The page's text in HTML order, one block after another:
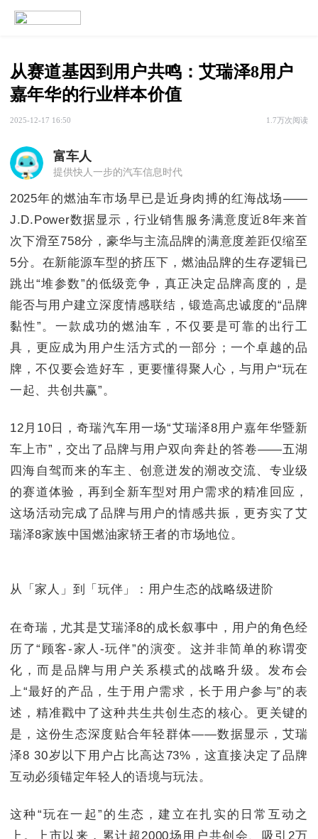
从赛道基因到用户共鸣：艾瑞泽8用户
嘉年华的行业样本价值
2025-12-17 16:50 1.7万次阅读
富车人
提供快人一步的汽车信息时代
2025年的燃油车市场早已是近身肉搏的红海战场——
J.D.Power数据显示，行业销售服务满意度近8年来首
次下滑至758分，豪华与主流品牌的满意度差距仅缩至
5分。在新能源车型的挤压下，燃油品牌的生存逻辑已
跳出“堆参数”的低级竞争，真正决定品牌高度的，是
能否与用户建立深度情感联结，锻造高忠诚度的“品牌
黏性”。一款成功的燃油车，不仅要是可靠的出行工
具，更应成为用户生活方式的一部分；一个卓越的品
牌，不仅要会造好车，更要懂得聚人心，与用户“玩在
一起、共创共赢”。
12月10日，奇瑞汽车用一场“艾瑞泽8用户嘉年华暨新
车上市”，交出了品牌与用户双向奔赴的答卷——五湖
四海自驾而来的车主、创意迸发的潮改交流、专业级
的赛道体验，再到全新车型对用户需求的精准回应，
这场活动完成了品牌与用户的情感共振，更夯实了艾
瑞泽8家族中国燃油家轿王者的市场地位。
从「家人」到「玩伴」：用户生态的战略级进阶
在奇瑞，尤其是艾瑞泽8的成长叙事中，用户的角色经
历了“顾客-家人-玩伴”的演变。这并非简单的称谓变
化，而是品牌与用户关系模式的战略升级。发布会
上“最好的产品，生于用户需求，长于用户参与”的表
述，精准戳中了这种共生共创生态的核心。更关键的
是，这份生态深度贴合年轻群体——数据显示，艾瑞
泽8 30岁以下用户占比高达73%，这直接决定了品牌
互动必须锚定年轻人的语境与玩法。
这种“玩在一起”的生态，建立在扎实的日常互动之
上。上市以来，累计超2000场用户共创会、吸引2万